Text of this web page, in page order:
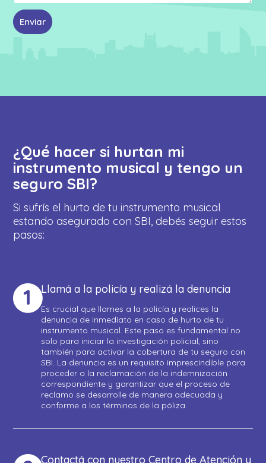
Enviar
¿Qué hacer si hurtan mi
instrumento musical y tengo un
seguro SBI?
Si sufrís el hurto de tu instrumento musical
estando asegurado con SBI, debés seguir estos
pasos:
Llamá a la policía y realizá la denuncia
Es crucial que llames a la policía y realices la
denuncia de inmediato en caso de hurto de tu
instrumento musical. Este paso es fundamental no
solo para iniciar la investigación policial, sino
también para activar la cobertura de tu seguro con
SBI. La denuncia es un requisito imprescindible para
proceder a la reclamación de la indemnización
correspondiente y garantizar que el proceso de
reclamo se desarrolle de manera adecuada y
conforme a los términos de la póliza.
Contactá con nuestro Centro de Atención y